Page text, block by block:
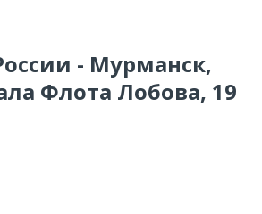
- Мурманск,
Флота Лобова, 19